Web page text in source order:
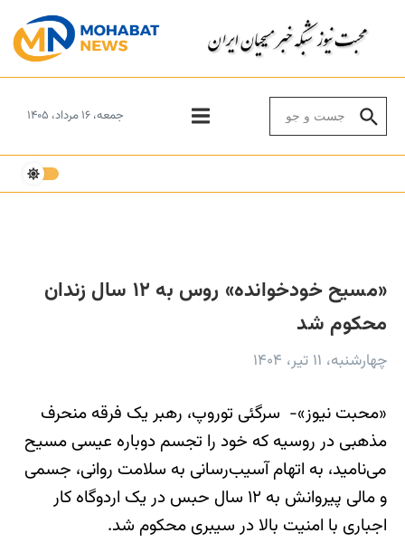
جمعه، ۱۶ مرداد، ۱۴۰۵
«مسیح خودخوانده» روس به ۱۲ سال زندان
محکوم شد
چهارشنبه، ۱۱ تیر، ۱۴۰۴
«محبت نیوز»- سرگئی توروپ، رهبر یک فرقه منحرف
مذهبی در روسیه که خود را تجسم دوباره عیسی مسیح
می‌نامید، به اتهام آسیب‌رسانی به سلامت روانی، جسمی
و مالی پیروانش به ۱۲ سال حبس در یک اردوگاه کار
اجباری با امنیت بالا در سیبری محکوم شد.